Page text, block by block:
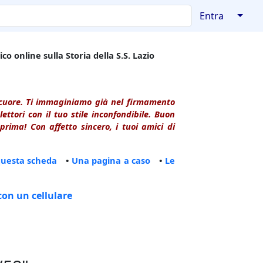
Entra ↓
online sulla Storia della S.S. Lazio
Ti immaginiamo già nel firmamento
con il tuo stile inconfondibile. Buon
Con affetto sincero, i tuoi amici di
scheda • Una pagina a caso • Le
un cellulare